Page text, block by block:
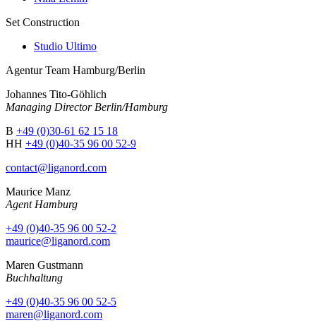
Set Construction
Studio Ultimo
Agentur Team Hamburg/Berlin
Johannes Tito-Göhlich
Managing Director Berlin/Hamburg
B +49 (0)30-61 62 15 18
HH +49 (0)40-35 96 00 52-9
contact@liganord.com
Maurice Manz
Agent Hamburg
+49 (0)40-35 96 00 52-2
maurice@liganord.com
Maren Gustmann
Buchhaltung
+49 (0)40-35 96 00 52-5
maren@liganord.com